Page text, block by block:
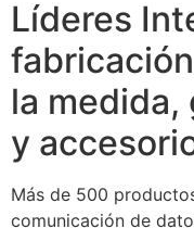
Líderes
la
y
Más de 500
comunicación de